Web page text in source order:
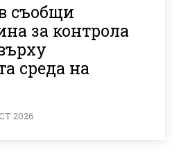
съобщи
за контрола
среда на
2026